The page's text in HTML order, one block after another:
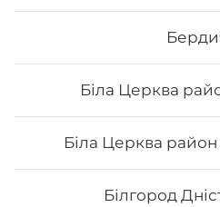
Біла Церква
Біла Церква
Білгород
обирайте страви, які вам
Акція тижня
Філадельфія